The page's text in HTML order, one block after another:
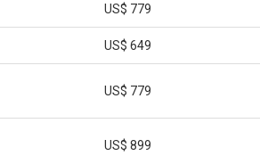
US$ 779
US$ 649
US$ 779
US$ 899